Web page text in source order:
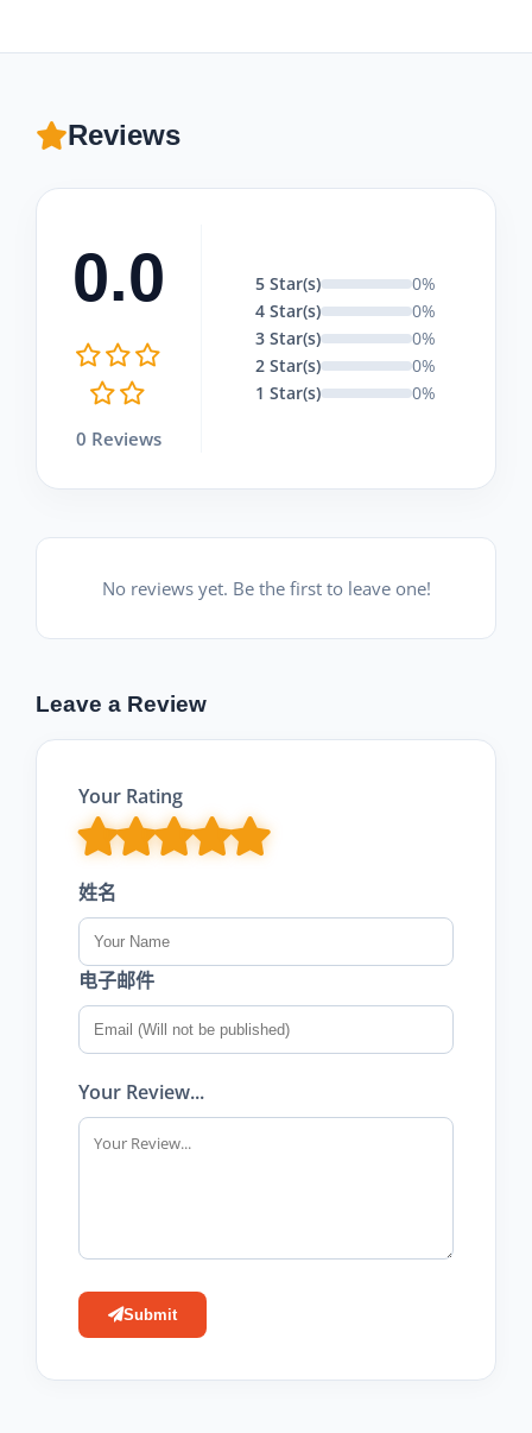
Reviews
0.0
0 Reviews
5 Star(s)
0%
4 Star(s)
0%
3 Star(s)
0%
2 Star(s)
0%
1 Star(s)
0%
No reviews yet. Be the first to leave one!
Leave a Review
Your Rating
姓名
电子邮件
Your Review...
Submit